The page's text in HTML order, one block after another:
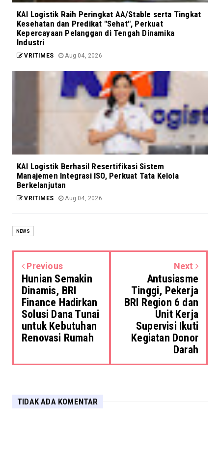
KAI Logistik Raih Peringkat AA/Stable serta Tingkat
Kesehatan dan Predikat "Sehat", Perkuat
Kepercayaan Pelanggan di Tengah Dinamika
Industri
VRITIMES Aug 04, 2026
KAI Logistik Berhasil Resertifikasi Sistem
Manajemen Integrasi ISO, Perkuat Tata Kelola
Berkelanjutan
VRITIMES Aug 04, 2026
NEWS
Previous
Hunian Semakin
Dinamis, BRI
Finance Hadirkan
Solusi Dana Tunai
untuk Kebutuhan
Renovasi Rumah
Next
Antusiasme
Tinggi, Pekerja
BRI Region 6 dan
Unit Kerja
Supervisi Ikuti
Kegiatan Donor
Darah
TIDAK ADA KOMENTAR